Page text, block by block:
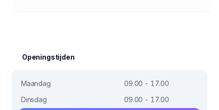
Openingstijden
Maandag
09.00 - 17.00
Dinsdag
09.00 - 17.00